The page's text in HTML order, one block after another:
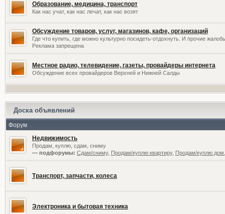
Образование, медицина, транспорт
Как нас учат, как нас лечат, как нас возят
Обсуждение товаров, услуг, магазинов, кафе, организаций
Где что купить, где можно культурно посидеть-отдохнуть. И прочие
Реклама запрещена
Местное радио, телевидение, газеты, провайдеры интернета
Обсуждение всех провайдеров Верхней и Нижней Салды
Доска объявлений
Форум
Недвижимость
Продам, куплю, сдам, сниму
— подфорумы: Сдам/сниму, Продам/куплю квартиру, Продам/куплю
Транспорт, запчасти, колеса
Электроника и бытовая техника